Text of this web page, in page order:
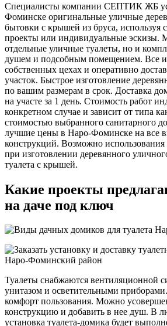
Специалисты компании СЕПТИК ЖБ
Фоминске оригинальные уличные
бытовки с крышей из бруса, используя
проекты или индивидуальные эскизы.
отдельные уличные туалеты, но и
душем и подсобным помещением. Все
собственных цехах и оперативно
участок. Быстрое изготовление
по вашим размерам в срок. Доставка
на участе за 1 день. Стоимость работ
конкретном случае и зависит от типа
стоимостью выбранного санитарного
лучшие цены в Наро-Фоминске на все
конструкций. Возможно использования
при изготовлении деревянного
туалета с крышей.
Какие проекты
на даче под ключ
Туалеты снабжаются вентиляционной
унитазом и осветительными
комфорт пользования. Можно
конструкцию и добавить в нее душ. В
установка туалета-домика будет